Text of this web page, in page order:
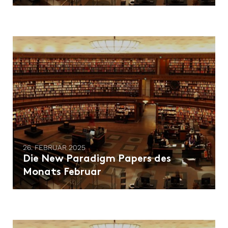
26. FEBRUAR 2025
Die New Paradigm Papers des
Monats Februar